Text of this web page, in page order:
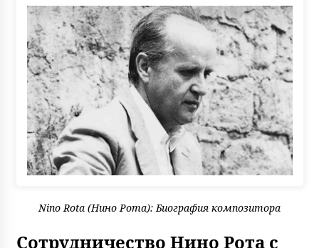
Nino Rota (Нино Рота): Биография композитора
Сотрудничество Нино Рота с